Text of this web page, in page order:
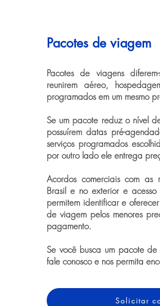
Pacotes de viagem
Pacotes de viagens
reunirem aéreo,
programados em um mesmo
Se um pacote reduz o nível
possuírem datas pré-
serviços programados
por outro lado ele entrega
Acordos comerciais com as
Brasil e no exterior e acesso
permitem identificar e
de viagem pelos menores
pagamento.
Se você busca um pacote
fale conosco e nos permita
Solicitar